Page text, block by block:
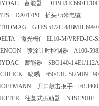
蓄能器 DFBH/
DA017P0 插头+5米电缆
GTES 51/2C 48BMH-
激光栅( EL10-M/VRFD-JC-
喷涂计时控制器 A100-
蓄能器 SBO140-1.4E1/
喷嘴 650/13L 5L/MIN
开口敲击扳手 [613400-
往复式振动器 NTS120HF